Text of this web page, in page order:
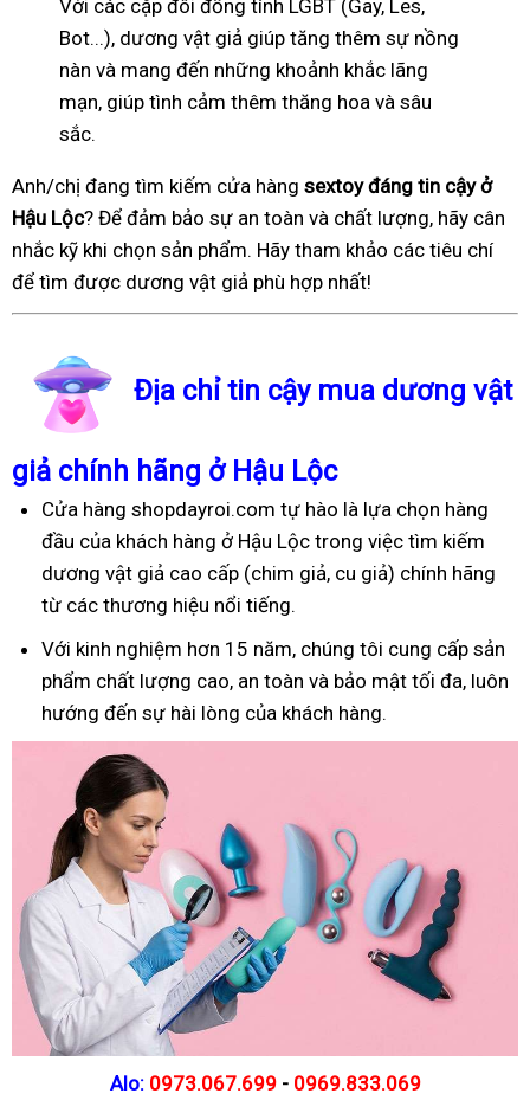
Với các cặp đôi đồng tính LGBT (Gay, Les,
Bot...), dương vật giả giúp tăng thêm sự nồng
nàn và mang đến những khoảnh khắc lãng
mạn, giúp tình cảm thêm thăng hoa và sâu
sắc.
Anh/chị đang tìm kiếm cửa hàng sextoy đáng tin cậy ở
Hậu Lộc? Để đảm bảo sự an toàn và chất lượng, hãy cân
nhắc kỹ khi chọn sản phẩm. Hãy tham khảo các tiêu chí
để tìm được dương vật giả phù hợp nhất!
Địa chỉ tin cậy mua dương vật
giả chính hãng ở Hậu Lộc
Cửa hàng shopdayroi.com tự hào là lựa chọn hàng
đầu của khách hàng ở Hậu Lộc trong việc tìm kiếm
dương vật giả cao cấp (chim giả, cu giả) chính hãng
từ các thương hiệu nổi tiếng.
Với kinh nghiệm hơn 15 năm, chúng tôi cung cấp sản
phẩm chất lượng cao, an toàn và bảo mật tối đa, luôn
hướng đến sự hài lòng của khách hàng.
Alo: 0973.067.699 - 0969.833.069